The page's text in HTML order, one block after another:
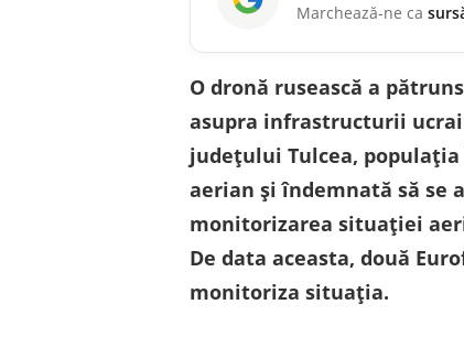
Marchează-ne ca
O dronă rusească a
asupra infrastructurii
judeţului Tulcea,
aerian şi îndemnată să se
monitorizarea situaţiei
De data aceasta, două
monitoriza situația.